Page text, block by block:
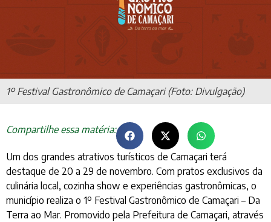
1º Festival Gastronômico de Camaçari (Foto: Divulgação)
Compartilhe essa matéria:
Um dos grandes atrativos turísticos de Camaçari terá
destaque de 20 a 29 de novembro. Com pratos exclusivos da
culinária local, cozinha show e experiências gastronômicas, o
município realiza o 1º Festival Gastronômico de Camaçari – Da
Terra ao Mar. Promovido pela Prefeitura de Camaçari, através